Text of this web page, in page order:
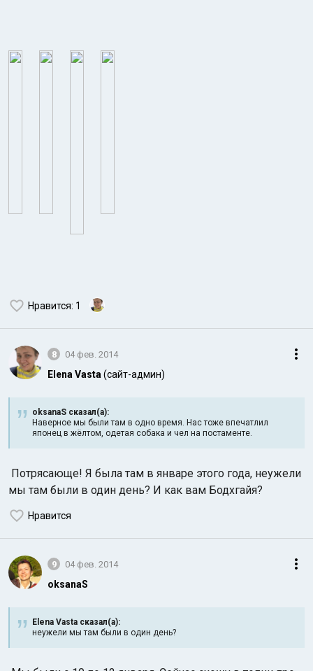
Нравится: 1
8 04 фев. 2014
Elena Vasta (сайт-админ)
oksanaS сказал(а):
Наверное мы были там в одно время. Нас тоже впечатлил
японец в жёлтом, одетая собака и чел на постаменте.
Потрясающе! Я была там в январе этого года, неужели
мы там были в один день? И как вам Бодхгайя?
Нравится
9 04 фев. 2014
oksanaS
Elena Vasta сказал(а):
неужели мы там были в один день?